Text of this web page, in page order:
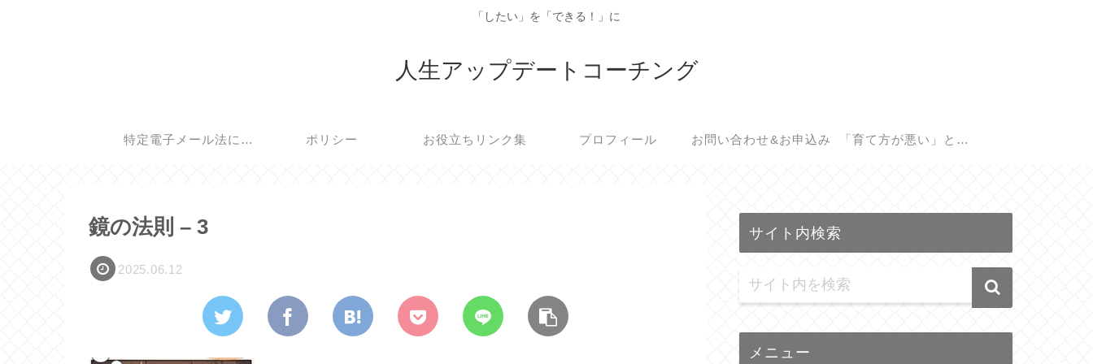
「したい」を「できる！」に
人生アップデートコーチング
特定電子メール法に基 ポリシー お役立ちリンク集 プロフィール お問い合わせ&お申込み 「育て方が悪い」と悩
遺伝子検査(GIQ)で見つ
鏡の法則 – 3
2025.06.12
サイト内検索
メニュー